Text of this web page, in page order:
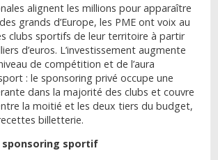
alignent les millions pour apparaître
grands d’Europe, les PME ont voix au
clubs sportifs de leur territoire à partir
d’euros. L’investissement augmente
de compétition et de l’aura
: le sponsoring privé occupe une
dans la majorité des clubs et couvre
la moitié et les deux tiers du budget,
billetterie.
sponsoring sportif